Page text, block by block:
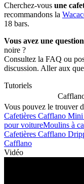
Cherchez-vous une
recommandons la
18 bars.
Vous avez une question
noire ?
Consultez la FAQ ou
discussion. Aller aux
Tutoriels
Vous pouvez le trouver
Cafetières Cafflano Mini
pour voitureMoulins à
Cafetières Cafflano
Cafflano
Vidéo